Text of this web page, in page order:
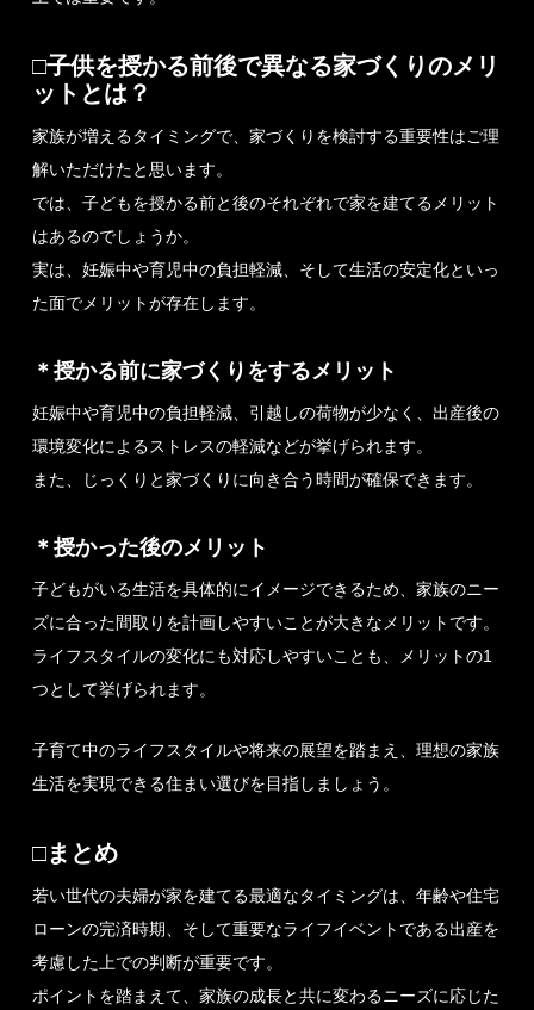
□子供を授かる前後で異なる家づくりのメリ
ットとは？
家族が増えるタイミングで、家づくりを検討する重要性はご理
解いただけたと思います。
では、子どもを授かる前と後のそれぞれで家を建てるメリット
はあるのでしょうか。
実は、妊娠中や育児中の負担軽減、そして生活の安定化といっ
た面でメリットが存在します。
＊授かる前に家づくりをするメリット
妊娠中や育児中の負担軽減、引越しの荷物が少なく、出産後の
環境変化によるストレスの軽減などが挙げられます。
また、じっくりと家づくりに向き合う時間が確保できます。
＊授かった後のメリット
子どもがいる生活を具体的にイメージできるため、家族のニー
ズに合った間取りを計画しやすいことが大きなメリットです。
ライフスタイルの変化にも対応しやすいことも、メリットの1
つとして挙げられます。
子育て中のライフスタイルや将来の展望を踏まえ、理想の家族
生活を実現できる住まい選びを目指しましょう。
□まとめ
若い世代の夫婦が家を建てる最適なタイミングは、年齢や住宅
ローンの完済時期、そして重要なライフイベントである出産を
考慮した上での判断が重要です。
ポイントを踏まえて、家族の成長と共に変わるニーズに応じた